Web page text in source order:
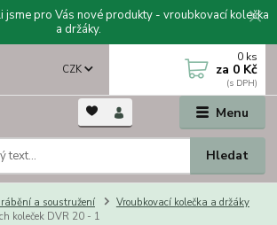
jsme pro Vás nové produkty - vroubkovací kolečka
a držáky.
Menu
CZK
Hledat
0 ks
za 0 Kč
a soustružení
Vroubkovací kolečka a držáky
koleček DVR 20 - 1